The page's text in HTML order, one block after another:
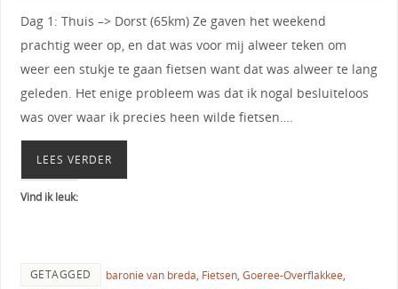
Dag 1: Thuis –> Dorst (65km) Ze gaven het weekend
prachtig weer op, en dat was voor mij alweer teken om
weer een stukje te gaan fietsen want dat was alweer te lang
geleden. Het enige probleem was dat ik nogal besluiteloos
was over waar ik precies heen wilde fietsen….
LEES VERDER
Vind ik leuk:
GETAGGED baronie van breda, Fietsen, Goeree-Overflakkee,